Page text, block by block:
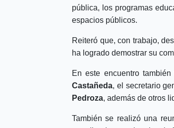
pública, los programas
espacios públicos.
Reiteró que, con trabajo,
ha logrado demostrar su
En este encuentro
Castañeda, el secretario
Pedroza, además de otros
También se realizó una